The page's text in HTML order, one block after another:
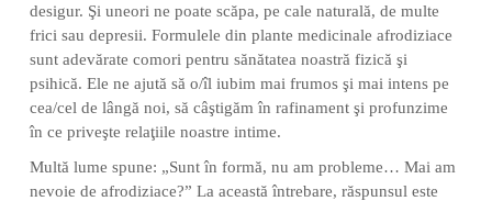
desigur. Şi uneori ne poate scăpa, pe cale naturală, de multe
frici sau depresii. Formulele din plante medicinale afrodiziace
sunt adevărate comori pentru sănătatea noastră fizică şi
psihică. Ele ne ajută să o/îl iubim mai frumos şi mai intens pe
cea/cel de lângă noi, să câştigăm în rafinament şi profunzime
în ce priveşte relaţiile noastre intime.
Multă lume spune: „Sunt în formă, nu am probleme… Mai am
nevoie de afrodiziace?” La această întrebare, răspunsul este